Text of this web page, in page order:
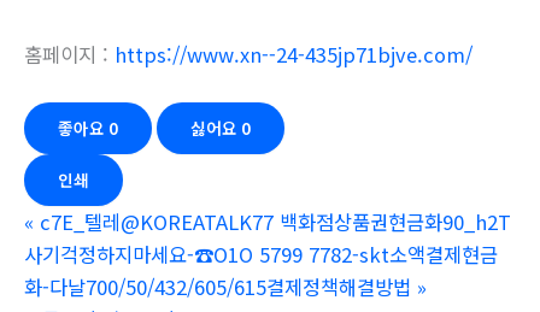
홈페이지 : https://www.xn--24-435jp71bjve.com/
좋아요 0 싫어요 0
인쇄
« c7E_텔레@KOREATALK77 백화점상품권현금화90_h2T
사기걱정하지마세요-☎O1O 5799 7782-skt소액결제현금
화-다날700/50/432/605/615결제정책해결방법 »